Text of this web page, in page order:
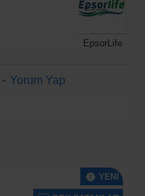
EpsorLife
- Yorum Yap
YENI